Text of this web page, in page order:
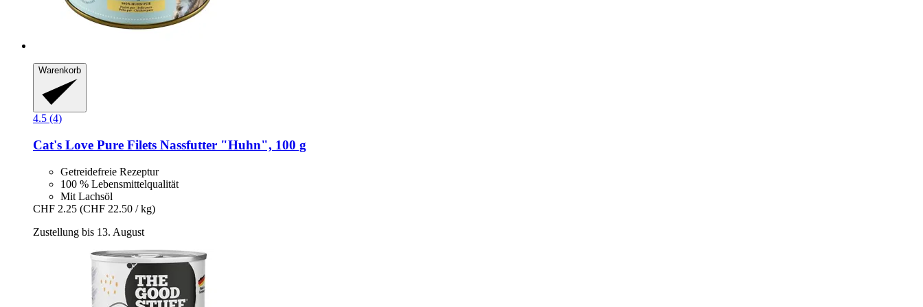
Warenkorb
4.5 (4)
Cat's Love Pure Filets Nassfutter "Huhn", 100 g
Getreidefreie Rezeptur
100 % Lebensmittelqualität
Mit Lachsöl
CHF 2.25 (CHF 22.50 / kg)
Zustellung bis 13. August